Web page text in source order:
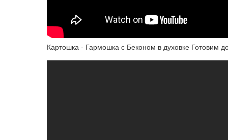
Картошка - Гармошка с Беконом в духовке Готовим